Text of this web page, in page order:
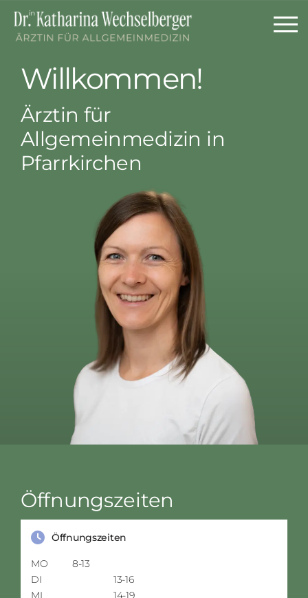
Willkommen!
Ärztin für
Allgemeinmedizin in
Pfarrkirchen
Öffnungszeiten
Öffnungszeiten
MO
8-13
DI
13-16
MI
14-19